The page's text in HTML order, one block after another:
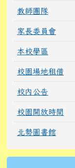
教師團隊
家長委員會
本校學區
校園場地租借
校內公告
校園開放時間
北勢圖書館